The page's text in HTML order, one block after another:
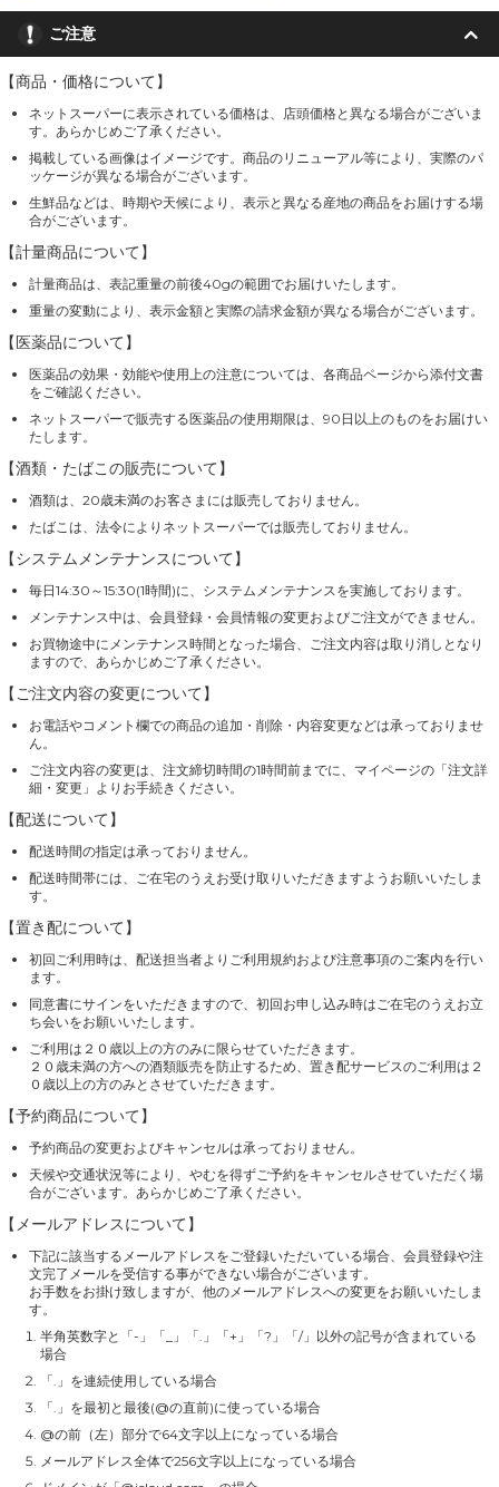
ご注意
【商品・価格について】
ネットスーパーに表示されている価格は、店頭価格と異なる場合がございま
す。あらかじめご了承ください。
掲載している画像はイメージです。商品のリニューアル等により、実際のパ
ッケージが異なる場合がございます。
生鮮品などは、時期や天候により、表示と異なる産地の商品をお届けする場
合がございます。
【計量商品について】
計量商品は、表記重量の前後40gの範囲でお届けいたします。
重量の変動により、表示金額と実際の請求金額が異なる場合がございます。
【医薬品について】
医薬品の効果・効能や使用上の注意については、各商品ページから添付文書
をご確認ください。
ネットスーパーで販売する医薬品の使用期限は、90日以上のものをお届けい
たします。
【酒類・たばこの販売について】
酒類は、20歳未満のお客さまには販売しておりません。
たばこは、法令によりネットスーパーでは販売しておりません。
【システムメンテナンスについて】
毎日14:30～15:30(1時間)に、システムメンテナンスを実施しております。
メンテナンス中は、会員登録・会員情報の変更およびご注文ができません。
お買物途中にメンテナンス時間となった場合、ご注文内容は取り消しとなり
ますので、あらかじめご了承ください。
【ご注文内容の変更について】
お電話やコメント欄での商品の追加・削除・内容変更などは承っておりませ
ん。
ご注文内容の変更は、注文締切時間の1時間前までに、マイページの「注文詳
細・変更」よりお手続きください。
【配送について】
配送時間の指定は承っておりません。
配送時間帯には、ご在宅のうえお受け取りいただきますようお願いいたしま
す。
【置き配について】
初回ご利用時は、配送担当者よりご利用規約および注意事項のご案内を行い
ます。
同意書にサインをいただきますので、初回お申し込み時はご在宅のうえお立
ち会いをお願いいたします。
ご利用は２０歳以上の方のみに限らせていただきます。
２０歳未満の方への酒類販売を防止するため、置き配サービスのご利用は２
０歳以上の方のみとさせていただきます。
【予約商品について】
予約商品の変更およびキャンセルは承っておりません。
天候や交通状況等により、やむを得ずご予約をキャンセルさせていただく場
合がございます。あらかじめご了承ください。
【メールアドレスについて】
下記に該当するメールアドレスをご登録いただいている場合、会員登録や注
文完了メールを受信する事ができない場合がございます。
お手数をお掛け致しますが、他のメールアドレスへの変更をお願いいたしま
す。
半角英数字と「-」「_」「.」「+」「?」「/」以外の記号が含まれている
場合
「.」を連続使用している場合
「.」を最初と最後(@の直前)に使っている場合
@の前（左）部分で64文字以上になっている場合
メールアドレス全体で256文字以上になっている場合